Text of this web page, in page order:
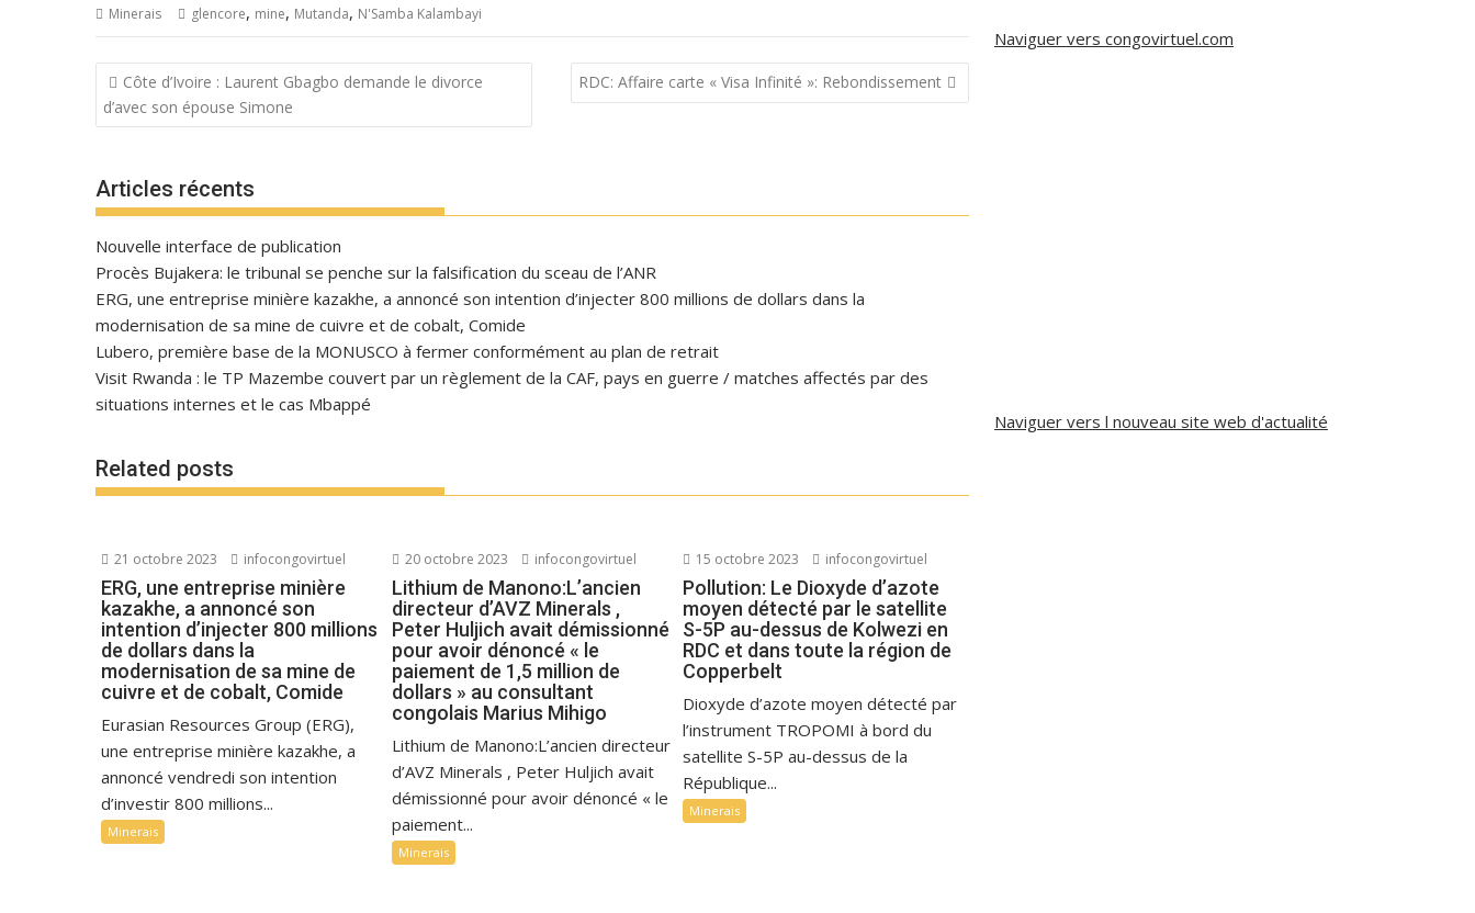
Minerais glencore, mine, Mutanda, N'Samba Kalambayi
Navigation
de
l’article
Côte d’Ivoire : Laurent Gbagbo demande le divorce
d’avec son épouse Simone
RDC: Affaire carte « Visa Infinité »: Rebondissement
Articles récents
Nouvelle interface de publication
Procès Bujakera: le tribunal se penche sur la falsification du sceau de l’ANR
ERG, une entreprise minière kazakhe, a annoncé son intention d’injecter 800 millions de dollars dans la
modernisation de sa mine de cuivre et de cobalt, Comide
Lubero, première base de la MONUSCO à fermer conformément au plan de retrait
Visit Rwanda : le TP Mazembe couvert par un règlement de la CAF, pays en guerre / matches affectés par des
situations internes et le cas Mbappé
Related posts
21 octobre 2023 infocongovirtuel
ERG, une entreprise minière
kazakhe, a annoncé son
intention d’injecter 800 millions
de dollars dans la
modernisation de sa mine de
cuivre et de cobalt, Comide
Eurasian Resources Group (ERG),
une entreprise minière kazakhe, a
annoncé vendredi son intention
d’investir 800 millions...
Minerais
20 octobre 2023 infocongovirtuel
Lithium de Manono:L’ancien
directeur d’AVZ Minerals ,
Peter Huljich avait démissionné
pour avoir dénoncé « le
paiement de 1,5 million de
dollars » au consultant
congolais Marius Mihigo
Lithium de Manono:L’ancien directeur
d’AVZ Minerals , Peter Huljich avait
démissionné pour avoir dénoncé « le
paiement...
Minerais
15 octobre 2023 infocongovirtuel
Pollution: Le Dioxyde d’azote
moyen détecté par le satellite
S-5P au-dessus de Kolwezi en
RDC et dans toute la région de
Copperbelt
Dioxyde d’azote moyen détecté par
l’instrument TROPOMI à bord du
satellite S-5P au-dessus de la
République...
Minerais
Naviguer vers congovirtuel.com
Naviguer vers l nouveau site web d'actualité